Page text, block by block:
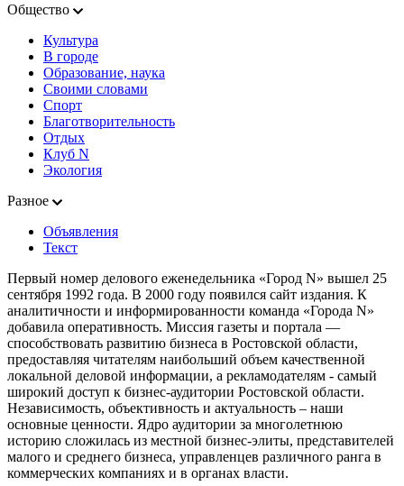
Общество
Культура
В городе
Образование, наука
Своими словами
Спорт
Благотворительность
Отдых
Клуб N
Экология
Разное
Объявления
Текст
Первый номер делового еженедельника «Город N» вышел 25
сентября 1992 года. В 2000 году появился сайт издания. К
аналитичности и информированности команда «Города N»
добавила оперативность. Миссия газеты и портала —
способствовать развитию бизнеса в Ростовской области,
предоставляя читателям наибольший объем качественной
локальной деловой информации, а рекламодателям - самый
широкий доступ к бизнес-аудитории Ростовской области.
Независимость, объективность и актуальность – наши
основные ценности. Ядро аудитории за многолетнюю
историю сложилась из местной бизнес-элиты, представителей
малого и среднего бизнеса, управленцев различного ранга в
коммерческих компаниях и в органах власти.